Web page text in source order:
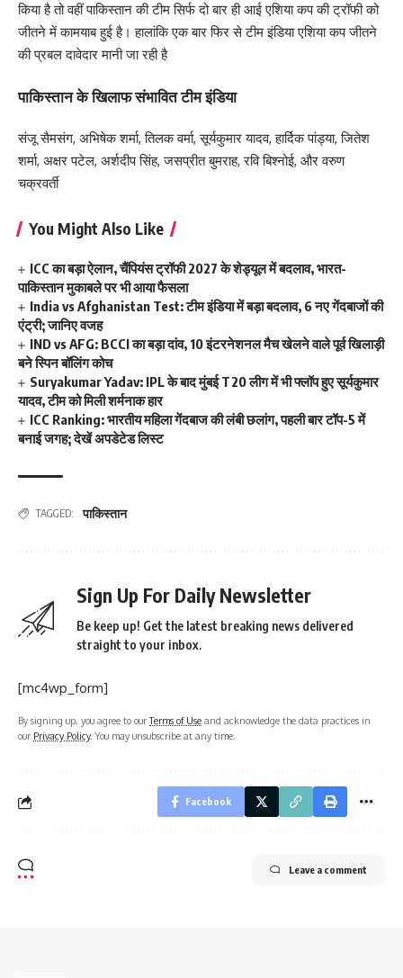
किया है तो वहीं पाकिस्तान की टीम सिर्फ दो बार ही आई एशिया कप की ट्रॉफी को
जीतने में कामयाब हुई है। हालांकि एक बार फिर से टीम इंडिया एशिया कप जीतने
की प्रबल दावेदार मानी जा रही है
पाकिस्तान के खिलाफ संभावित टीम इंडिया
संजू सैमसंग, अभिषेक शर्मा, तिलक वर्मा, सूर्यकुमार यादव, हार्दिक पांड्या, जितेश
शर्मा, अक्षर पटेल, अर्शदीप सिंह, जसप्रीत बुमराह, रवि बिश्नोई, और वरुण
चक्रवर्ती
You Might Also Like
ICC का बड़ा ऐलान, चैंपियंस ट्रॉफी 2027 के शेड्यूल में बदलाव, भारत-
पाकिस्तान मुकाबले पर भी आया फैसला
India vs Afghanistan Test: टीम इंडिया में बड़ा बदलाव, 6 नए गेंदबाजों की
एंट्री; जानिए वजह
IND vs AFG: BCCI का बड़ा दांव, 10 इंटरनेशनल मैच खेलने वाले पूर्व खिलाड़ी
बने स्पिन बॉलिंग कोच
Suryakumar Yadav: IPL के बाद मुंबई T20 लीग में भी फ्लॉप हुए सूर्यकुमार
यादव, टीम को मिली शर्मनाक हार
ICC Ranking: भारतीय महिला गेंदबाज की लंबी छलांग, पहली बार टॉप-5 में
बनाई जगह; देखें अपडेटेड लिस्ट
TAGGED: पाकिस्तान
Sign Up For Daily Newsletter
Be keep up! Get the latest breaking news delivered
straight to your inbox.
[mc4wp_form]
By signing up, you agree to ourTerms of Use and acknowledge the data practices in
our Privacy Policy. You may unsubscribe at any time.
Facebook
Leave a comment